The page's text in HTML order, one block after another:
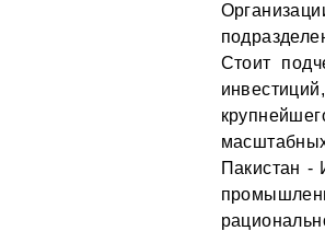
Стоит
Пакистан -